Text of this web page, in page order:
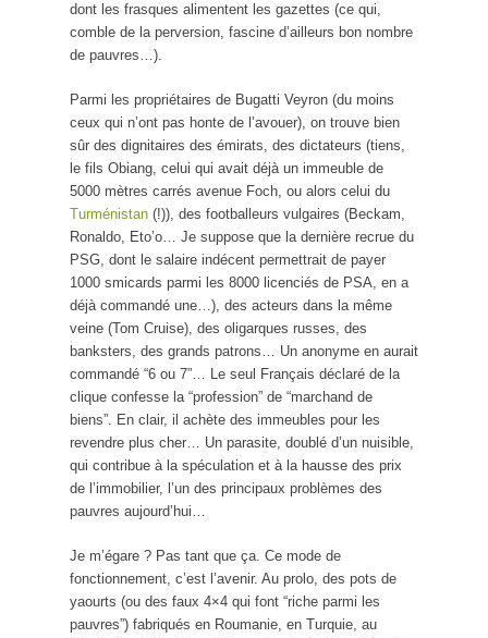
dont les frasques alimentent les gazettes (ce qui,
comble de la perversion, fascine d’ailleurs bon nombre
de pauvres…).
Parmi les propriétaires de Bugatti Veyron (du moins
ceux qui n’ont pas honte de l’avouer), on trouve bien
sûr des dignitaires des émirats, des dictateurs (tiens,
le fils Obiang, celui qui avait déjà un immeuble de
5000 mètres carrés avenue Foch, ou alors celui du
Turménistan (!)), des footballeurs vulgaires (Beckam,
Ronaldo, Eto’o… Je suppose que la dernière recrue du
PSG, dont le salaire indécent permettrait de payer
1000 smicards parmi les 8000 licenciés de PSA, en a
déjà commandé une…), des acteurs dans la même
veine (Tom Cruise), des oligarques russes, des
banksters, des grands patrons… Un anonyme en aurait
commandé “6 ou 7”… Le seul Français déclaré de la
clique confesse la “profession” de “marchand de
biens”. En clair, il achète des immeubles pour les
revendre plus cher… Un parasite, doublé d’un nuisible,
qui contribue à la spéculation et à la hausse des prix
de l’immobilier, l’un des principaux problèmes des
pauvres aujourd’hui…
Je m’égare ? Pas tant que ça. Ce mode de
fonctionnement, c’est l’avenir. Au prolo, des pots de
yaourts (ou des faux 4×4 qui font “riche parmi les
pauvres”) fabriqués en Roumanie, en Turquie, au